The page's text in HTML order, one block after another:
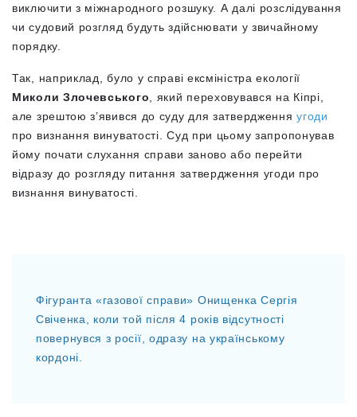
виключити з міжнародного розшуку. А далі розслідування
чи судовий розгляд будуть здійснювати у звичайному
порядку.
Так, наприклад, було у справі ексміністра екології
Миколи Злочевського , який переховувався на Кіпрі,
але зрештою з’явився до суду для затвердженняугоди
про визнання винуватості. Суд при цьому запропонував
йому почати слухання справи заново або перейти
відразу до розгляду питання затвердження угоди про
визнання винуватості.
Фігуранта «газової справи» Онищенка Сергія
Свіченка, коли той після 4 років відсутності
повернувся з росії, одразу на українському
кордоні.